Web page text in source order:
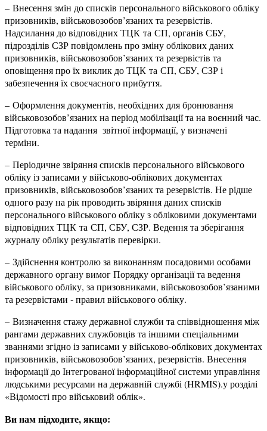
– Внесення змін до списків персонального військового обліку
призовників, військовозобов’язаних та резервістів.
Надсилання до відповідних ТЦК та СП, органів СБУ,
підрозділів СЗР повідомлень про зміну облікових даних
призовників, військовозобов’язаних та резервістів та
оповіщення про їх виклик до ТЦК та СП, СБУ, СЗР і
забезпечення їх своєчасного прибуття.
– Оформлення документів, необхідних для бронювання
військовозобов’язаних на період мобілізації та на воєнний час.
Підготовка та надання звітної інформації, у визначені
терміни.
– Періодичне звіряння списків персонального військового
обліку із записами у військово-облікових документах
призовників, військовозобов’язаних та резервістів. Не рідше
одного разу на рік проводить звіряння даних списків
персонального військового обліку з обліковими документами
відповідних ТЦК та СП, СБУ, СЗР. Ведення та зберігання
журналу обліку результатів перевірки.
– Здійснення контролю за виконанням посадовими особами
державного органу вимог Порядку організації та ведення
військового обліку, за призовниками, військовозобов’язаними
та резервістами ‑ правил військового обліку.
– Визначення стажу державної служби та співвідношення між
рангами державних службовців та іншими спеціальними
званнями згідно із записами у військово-облікових документах
призовників, військовозобов’язаних, резервістів. Внесення
інформації до Інтегрованої інформаційної системи управління
людськими ресурсами на державній службі (HRMIS).у розділі
«Відомості про військовий облік».
Ви нам підходите, якщо: